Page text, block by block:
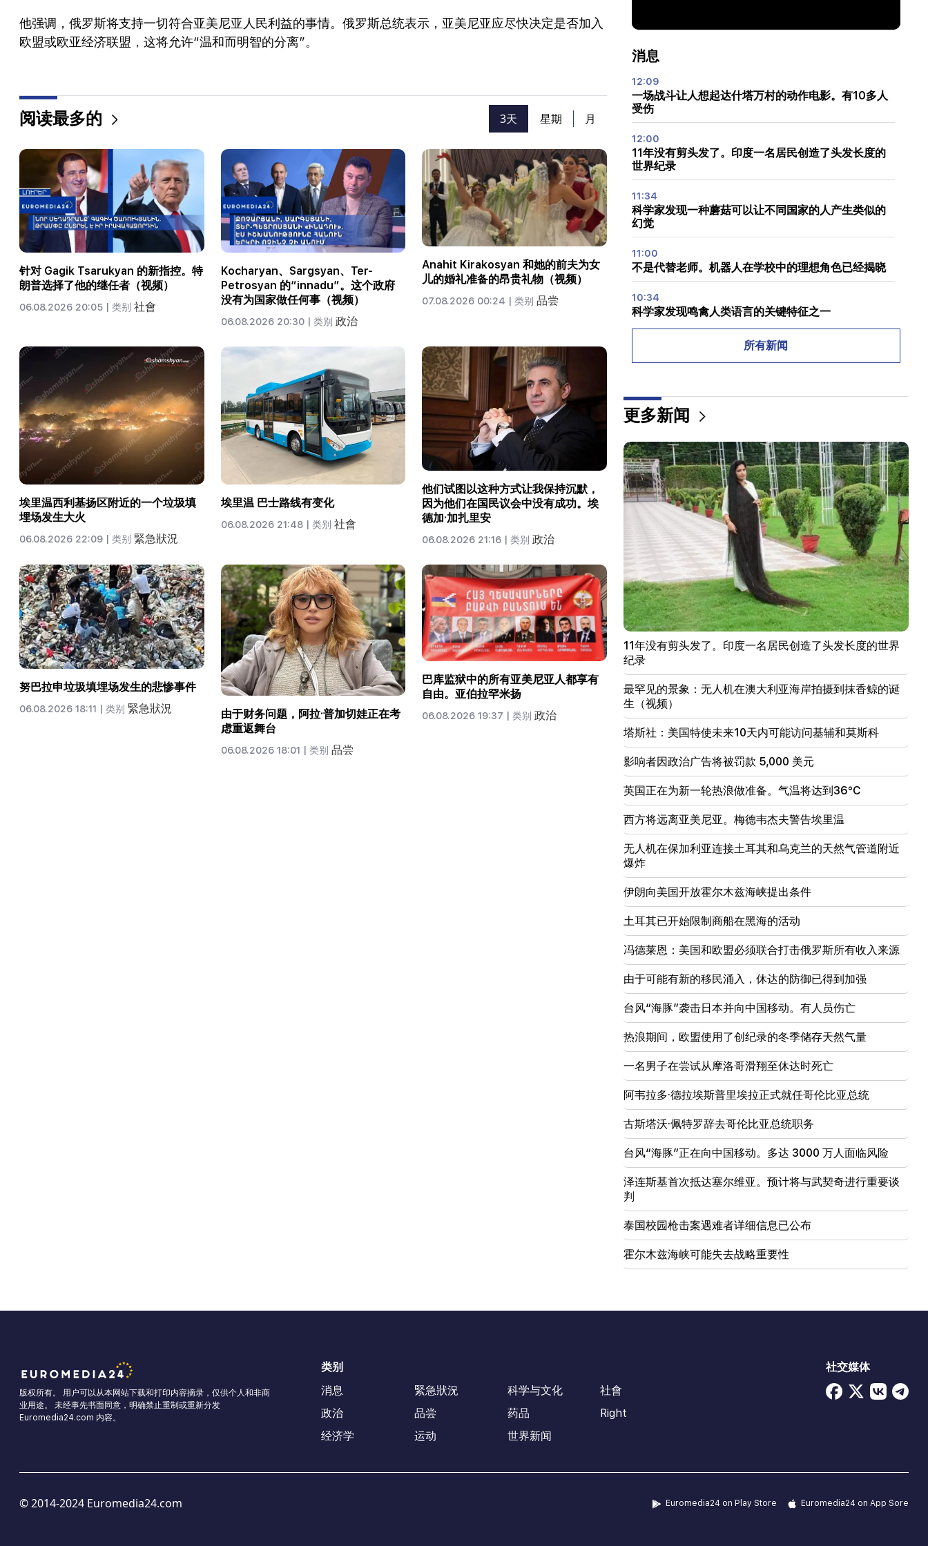
他强调，俄罗斯将支持一切符合亚美尼亚人民利益的事情。俄罗斯总统表示，亚美尼亚应尽快决定是否加入
欧盟或欧亚经济联盟，这将允许“温和而明智的分离”。
阅读最多的 3天 星期 月
针对 Gagik Tsarukyan 的新指控。特
朗普选择了他的继任者（视频）
06.08.2026 20:05 | 类别 社會
Kocharyan、Sargsyan、Ter-
Petrosyan 的“innadu”。这个政府
没有为国家做任何事（视频）
06.08.2026 20:30 | 类别 政治
Anahit Kirakosyan 和她的前夫为女
儿的婚礼准备的昂贵礼物（视频）
07.08.2026 00:24 | 类别品尝
埃里温西利基扬区附近的一个垃圾填
埋场发生大火
06.08.2026 22:09 | 类别 緊急狀況
埃里温 巴士路线有变化
06.08.2026 21:48 | 类别 社會
他们试图以这种方式让我保持沉默，
因为他们在国民议会中没有成功。埃
德加·加扎里安
06.08.2026 21:16 | 类别政治
努巴拉申垃圾填埋场发生的悲惨事件
06.08.2026 18:11 | 类别 緊急狀況
由于财务问题，阿拉·普加切娃正在考
虑重返舞台
06.08.2026 18:01 | 类别 品尝
巴库监狱中的所有亚美尼亚人都享有
自由。亚伯拉罕米扬
06.08.2026 19:37 | 类别政治
消息
12:09
一场战斗让人想起达什塔万村的动作电影。有10多人
受伤
12:00
11年没有剪头发了。印度一名居民创造了头发长度的
世界纪录
11:34
科学家发现一种蘑菇可以让不同国家的人产生类似的
幻觉
11:00
不是代替老师。机器人在学校中的理想角色已经揭晓
10:34
科学家发现鸣禽人类语言的关键特征之一
最罕见的景象：无人机在澳大利亚海岸拍摄到抹香鲸
01:49
Argam Abrahamyan 被拘留两个月
00:17
许多地址将在很长一段时间内没有gas
23:50
未来几天的天气怎么样？
埃里温发生的悲惨事件
22:50
反对派的处境并不令人羡慕。在他们面前的是经验丰
富的煽动者（视频）
21:56
“重罪犯想要从医院买一个甜甜圈。” Gor Hakobyan
亲手为儿子制作甜甜圈（视频）
21:19
塔斯社：美国特使未来10天内可能访问基辅和莫斯科
20:57
影响者因政治广告将被罚款 5,000 美元
20:38
你是谁，居然用泳池的名字来称呼天主教徒？阿玛利
亚（视频）
20:20
钱会像河流一样流动。这三个生肖八月下旬发财
19:36
Sayat Nova 的一栋高层建筑发生大火。居民已被疏散
19:34 重要的
人权捍卫者认为中央委员会关于 Argam Abrahamyan
的报告不可受理
19:06
通缉作为启动刑事诉讼的一部分
18:44
卢比奥：美国拨款2.01亿美元用于TRIPP和中间走廊的
发展
所有新闻
更多新闻
11年没有剪头发了。印度一名居民创造了头发长度的世界
纪录
最罕见的景象：无人机在澳大利亚海岸拍摄到抹香鲸的诞
生（视频）
塔斯社：美国特使未来10天内可能访问基辅和莫斯科
影响者因政治广告将被罚款 5,000 美元
英国正在为新一轮热浪做准备。气温将达到36°C
西方将远离亚美尼亚。梅德韦杰夫警告埃里温
无人机在保加利亚连接土耳其和乌克兰的天然气管道附近
爆炸
伊朗向美国开放霍尔木兹海峡提出条件
土耳其已开始限制商船在黑海的活动
冯德莱恩：美国和欧盟必须联合打击俄罗斯所有收入来源
由于可能有新的移民涌入，休达的防御已得到加强
台风“海豚”袭击日本并向中国移动。有人员伤亡
热浪期间，欧盟使用了创纪录的冬季储存天然气量
一名男子在尝试从摩洛哥滑翔至休达时死亡
阿韦拉多·德拉埃斯普里埃拉正式就任哥伦比亚总统
古斯塔沃·佩特罗辞去哥伦比亚总统职务
台风“海豚”正在向中国移动。多达 3000 万人面临风险
泽连斯基首次抵达塞尔维亚。预计将与武契奇进行重要谈
判
泰国校园枪击案遇难者详细信息已公布
霍尔木兹海峡可能失去战略重要性
版权所有。 用户可以从本网站下载和打印内容摘录，仅供个人和非商
业用途。 未经事先书面同意，明确禁止重制或重新分发
Euromedia24.com 内容。
类别
消息
政治
经济学
緊急狀況
品尝
运动
科学与文化
药品
世界新闻
社會
Right
社交媒体
© 2014-2024 Euromedia24.com Euromedia24 on Play Store Euromedia24 on App Sore